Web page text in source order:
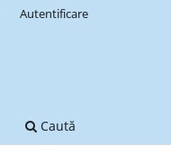
Caută
Autentificare